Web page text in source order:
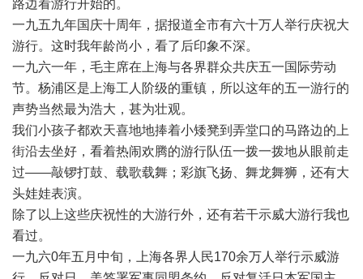
路边看游行开始的。
一九五九年国庆十周年，据报道全市有六十万人举行庆祝大
游行。这时我年龄尚小，看了后印象不深。
一九六一年，毛主席在上海与各界群众共庆五一国际劳动
节。杨浦区是上海工人阶级的重镇，所以这年的五一游行的
声势当然最为浩大，甚为壮观。
我们小孩子都欢天喜地地捧着小矮凳到弄堂口的马路边的上
街沿去坐好，看着热闹欢腾的游行队伍一拨一拨地从眼前走
过——敲锣打鼓、载歌载舞；彩旗飞扬、舞龙舞狮，还有大
头娃娃表演。
除了以上这些庆祝性的大游行外，还有若干示威大游行我也
看过。
一九六0年五月中旬，上海各界人民170余万人举行示威游